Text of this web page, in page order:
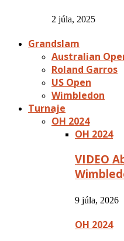
2 júla, 2025
Grandslam
Australian
Roland Garros
US Open
Wimbledon
Turnaje
OH 2024
OH 2024
VIDEO
9 júla, 2026
OH 2024